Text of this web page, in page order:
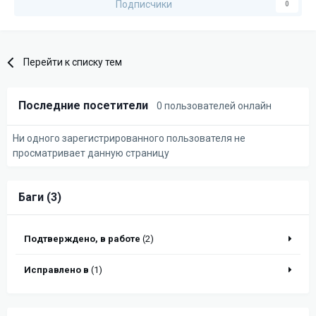
и блоком с ценой; либо под блоком с ценой.
Подписчики 0
Перейти к списку тем
Последние посетители 0 пользователей онлайн
Ни одного зарегистрированного пользователя не
просматривает данную страницу
Баги (3)
Подтверждено, в работе (2)
Исправлено в (1)